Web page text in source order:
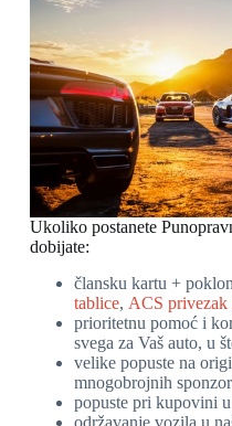
Ukoliko postanete
dobijate:
člansku kartu +
tablice, ACS privezak
prioritetnu pomoć i
svega za Vaš auto, u
velike popuste na
mnogobrojnih
popuste pri kupovini